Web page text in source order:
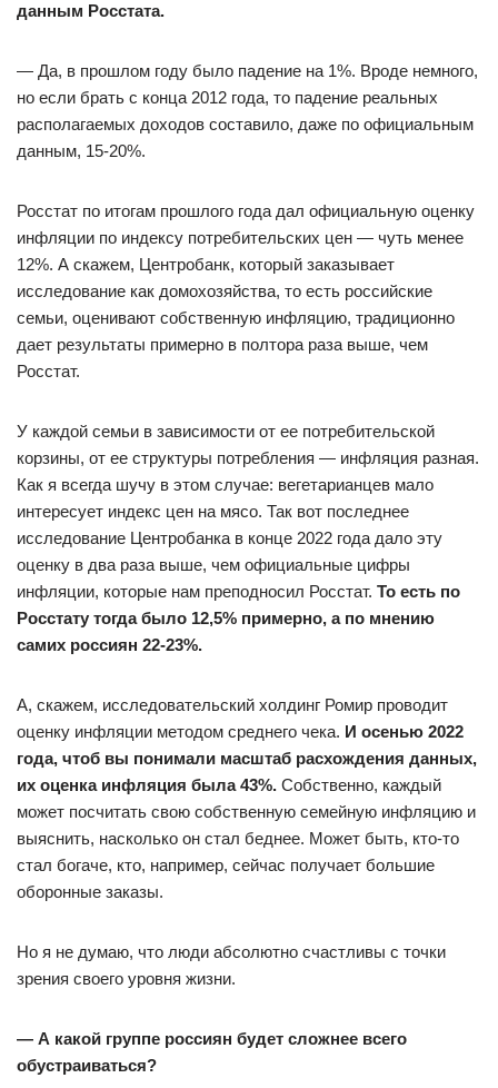
данным Росстата.
— Да, в прошлом году было падение на 1%. Вроде немного,
но если брать с конца 2012 года, то падение реальных
располагаемых доходов составило, даже по официальным
данным, 15-20%.
Росстат по итогам прошлого года дал официальную оценку
инфляции по индексу потребительских цен — чуть менее
12%. А скажем, Центробанк, который заказывает
исследование как домохозяйства, то есть российские
семьи, оценивают собственную инфляцию, традиционно
дает результаты примерно в полтора раза выше, чем
Росстат.
У каждой семьи в зависимости от ее потребительской
корзины, от ее структуры потребления — инфляция разная.
Как я всегда шучу в этом случае: вегетарианцев мало
интересует индекс цен на мясо. Так вот последнее
исследование Центробанка в конце 2022 года дало эту
оценку в два раза выше, чем официальные цифры
инфляции, которые нам преподносил Росстат. То есть по
Росстату тогда было 12,5% примерно, а по мнению
самих россиян 22-23%.
А, скажем, исследовательский холдинг Ромир проводит
оценку инфляции методом среднего чека. И осенью 2022
года, чтоб вы понимали масштаб расхождения данных,
их оценка инфляция была 43%. Собственно, каждый
может посчитать свою собственную семейную инфляцию и
выяснить, насколько он стал беднее. Может быть, кто-то
стал богаче, кто, например, сейчас получает большие
оборонные заказы.
Но я не думаю, что люди абсолютно счастливы с точки
зрения своего уровня жизни.
— А какой группе россиян будет сложнее всего
обустраиваться?